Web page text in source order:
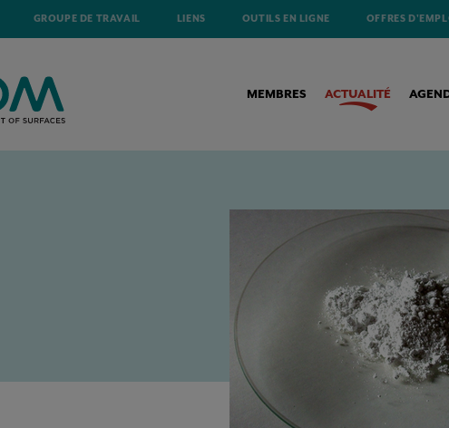
GROUPE DE TRAVAIL LIENS OUTILS EN LIGNE OFFRES
MEMBRES ACTUALITÉ
LA COUR DE JUSTICE DE L’UNION EUROPÉENNE CONFIRME L’ANNULATION DE LA CLASSIFICATION DU